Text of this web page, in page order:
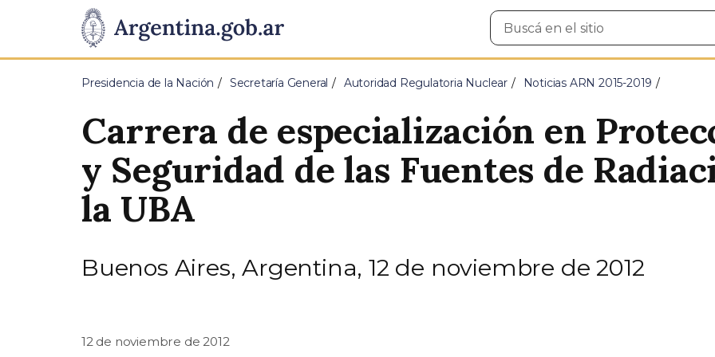
Presidencia
de
Pasar al contenido principal
Buscar
en
Presidencia de la Nación Secretaría General Autoridad Regulatoria Nuclear Noticias ARN 2015-2019
Carrera de especialización en
y Seguridad de las Fuentes de
la UBA
Buenos Aires, Argentina, 12 de noviembre de 2012
12 de noviembre de 2012